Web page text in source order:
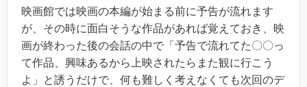
映画館では映画の本編が始まる前に予告が流れます
が、その時に面白そうな作品があれば覚えておき、映
画が終わった後の会話の中で「予告で流れてた〇〇っ
て作品、興味あるから上映されたらまた観に行こう
よ」と誘うだけで、何も難しく考えなくても次回のデ